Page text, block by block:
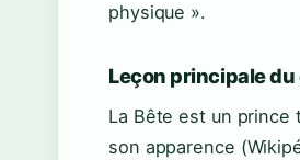
physique ».
Leçon principale
La Bête est un prince
son apparence